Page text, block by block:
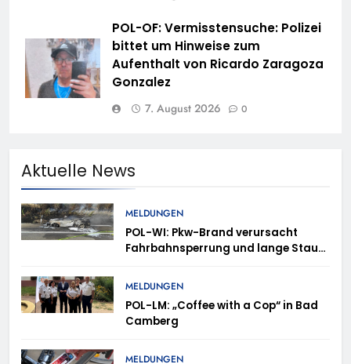
POL-OF: Vermisstensuche: Polizei
bittet um Hinweise zum
Aufenthalt von Ricardo Zaragoza
Gonzalez
7. August 2026 0
Aktuelle News
MELDUNGEN
POL-WI: Pkw-Brand verursacht
Fahrbahnsperrung und lange Staus
MELDUNGEN
POL-LM: „Coffee with a Cop“ in Bad
Camberg
MELDUNGEN